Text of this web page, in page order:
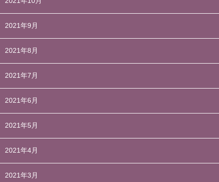
2021年9月
2021年8月
2021年7月
2021年6月
2021年5月
2021年4月
2021年3月